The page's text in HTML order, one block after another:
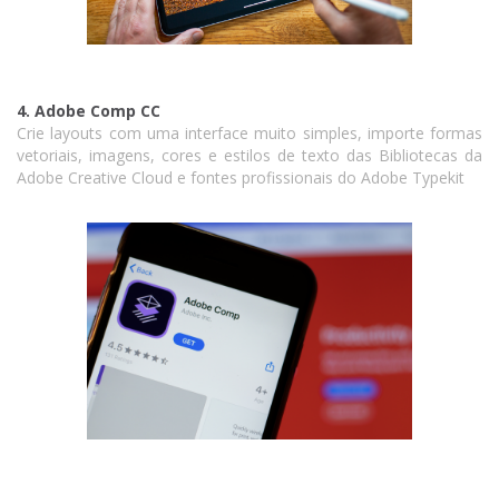
4. Adobe Comp CC
Crie layouts com uma interface muito simples, importe formas
vetoriais, imagens, cores e estilos de texto das Bibliotecas da
Adobe Creative Cloud e fontes profissionais do Adobe Typekit